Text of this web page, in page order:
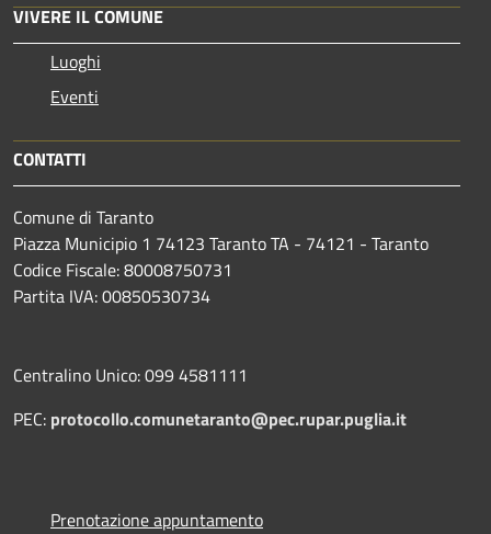
VIVERE IL COMUNE
Luoghi
Eventi
CONTATTI
Comune di Taranto
Piazza Municipio 1 74123 Taranto TA - 74121 - Taranto
Codice Fiscale: 80008750731
Partita IVA: 00850530734
Centralino Unico: 099 4581111
PEC: protocollo.comunetaranto@pec.rupar.puglia.it
Prenotazione appuntamento